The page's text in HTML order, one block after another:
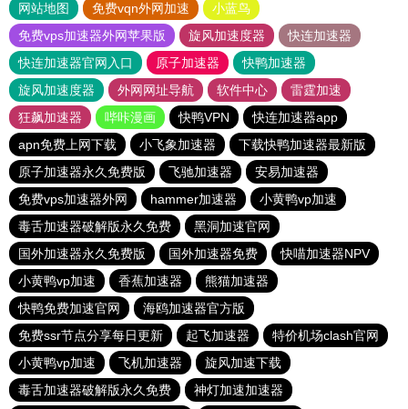
网站地图 免费vqn外网加速
小蓝鸟
免费vps加速器外网苹果版
旋风加速度器
快连加速器
快连加速器官网入口
原子加速器
快鸭加速器
旋风加速度器
外网网址导航 软件中心
雷霆加速
狂飙加速器
哔咔漫画 快鸭VPN
快连加速器app
apn免费上网下载
小飞象加速器
下载快鸭加速器最新版
原子加速器永久免费版
飞驰加速器
安易加速器
免费vps加速器外网
hammer加速器
小黄鸭vp加速
毒舌加速器破解版永久免费
黑洞加速官网
国外加速器永久免费版
国外加速器免费
快喵加速器NPV
小黄鸭vp加速
香蕉加速器
熊猫加速器
快鸭免费加速官网
海鸥加速器官方版
免费ssr节点分享每日更新
起飞加速器
特价机场clash官网
小黄鸭vp加速
飞机加速器
旋风加速下载
毒舌加速器破解版永久免费
神灯加速加速器